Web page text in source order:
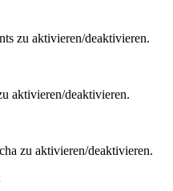
zu aktivieren/deaktivieren.
aktivieren/deaktivieren.
zu aktivieren/deaktivieren.